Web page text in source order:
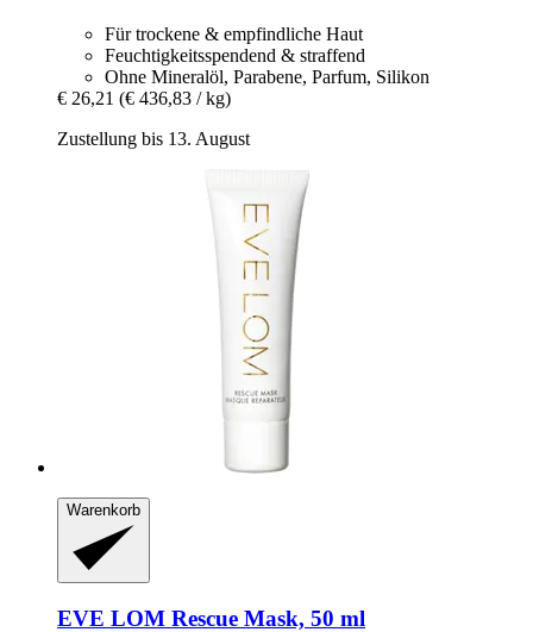
Für trockene & empfindliche Haut
Feuchtigkeitsspendend & straffend
Ohne Mineralöl, Parabene, Parfum, Silikon
€ 26,21 (€ 436,83 / kg)
Zustellung bis 13. August
Warenkorb
EVE LOM Rescue Mask, 50 ml